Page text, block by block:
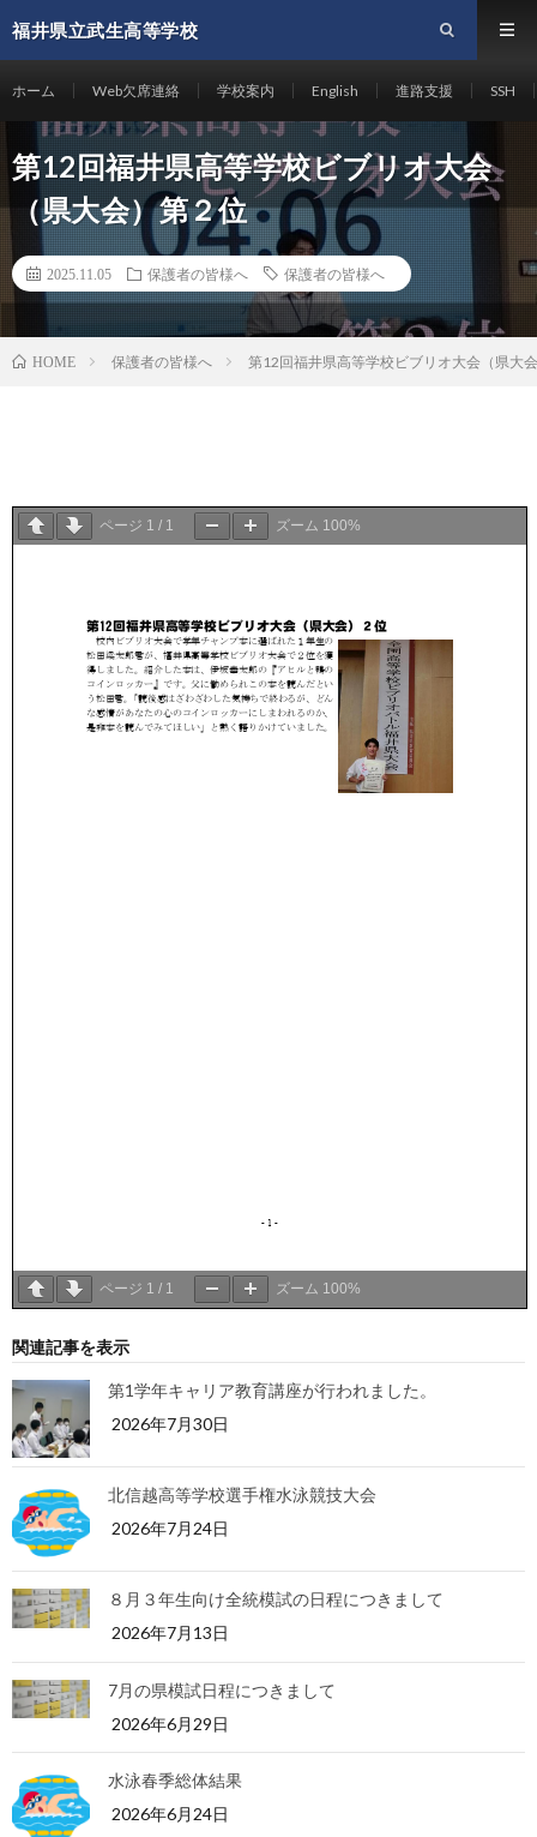
福井県立武生高等学校
ホーム Web欠席連絡 学校案内 English 進路支援 SSH
第12回福井県高等学校ビブリオ大会
（県大会）第２位
2025.11.05 保護者の皆様へ 保護者の皆様へ
HOME 保護者の皆様へ 第12回福井県高等学校ビブリオ大会（県大
ページ 1 / 1 ズーム 100%
ページ 1 / 1 ズーム 100%
関連記事を表示
第1学年キャリア教育講座が行われました。
2026年7月30日
北信越高等学校選手権水泳競技大会
2026年7月24日
８月３年生向け全統模試の日程につきまして
2026年7月13日
7月の県模試日程につきまして
2026年6月29日
水泳春季総体結果
2026年6月24日